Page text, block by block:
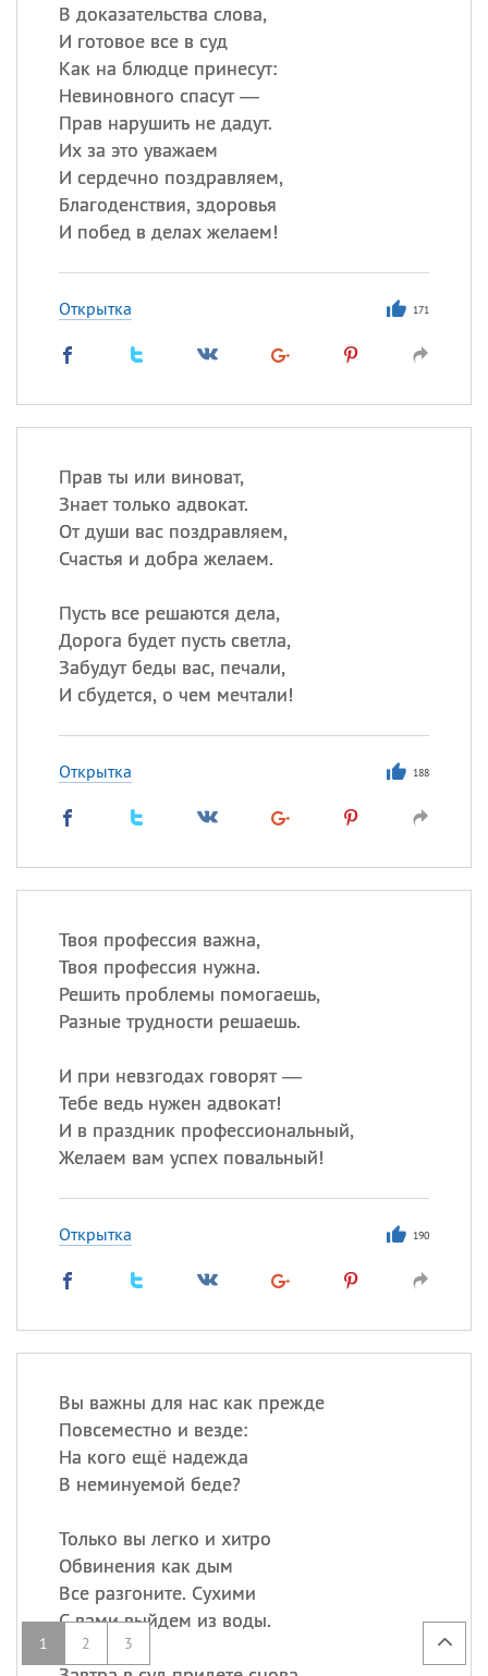
В доказательства слова,
И готовое все в суд
Как на блюдце принесут:
Невиновного спасут —
Прав нарушить не дадут.
Их за это уважаем
И сердечно поздравляем,
Благоденствия, здоровья
И побед в делах желаем!
Открытка 171
Прав ты или виноват,
Знает только адвокат.
От души вас поздравляем,
Счастья и добра желаем.
Пусть все решаются дела,
Дорога будет пусть светла,
Забудут беды вас, печали,
И сбудется, о чем мечтали!
Открытка 188
Твоя профессия важна,
Твоя профессия нужна.
Решить проблемы помогаешь,
Разные трудности решаешь.
И при невзгодах говорят —
Тебе ведь нужен адвокат!
И в праздник профессиональный,
Желаем вам успех повальный!
Открытка 190
Вы важны для нас как прежде
Повсеместно и везде:
На кого ещё надежда
В неминуемой беде?
Только вы легко и хитро
Обвинения как дым
Все разгоните. Сухими
С вами выйдем из воды.
1 2 3